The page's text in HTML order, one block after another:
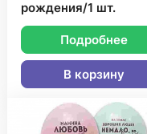
рождения/1 шт.
Подробнее
В корзину